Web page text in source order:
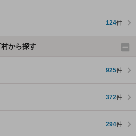
124件
から探す
925件
372件
294件